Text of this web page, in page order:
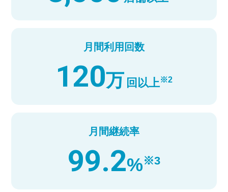
月間利用回数
120万 回以上※2
月間継続率
99.2%※3